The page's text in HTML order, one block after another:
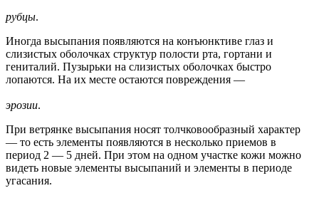
рубцы.
Иногда высыпания появляются на конъюнктиве глаз и
слизистых оболочках структур полости рта, гортани и
гениталий. Пузырьки на слизистых оболочках быстро
лопаются. На их месте остаются повреждения —
эрозии.
При ветрянке высыпания носят толчковообразный характер
— то есть элементы появляются в несколько приемов в
период 2 — 5 дней. При этом на одном участке кожи можно
видеть новые элементы высыпаний и элементы в периоде
угасания.